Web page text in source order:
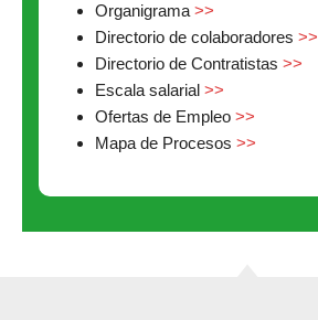
Organigrama >>
Directorio de colaboradores >>
Directorio de Contratistas >>
Escala salarial >>
Ofertas de Empleo >>
Mapa de Procesos >>